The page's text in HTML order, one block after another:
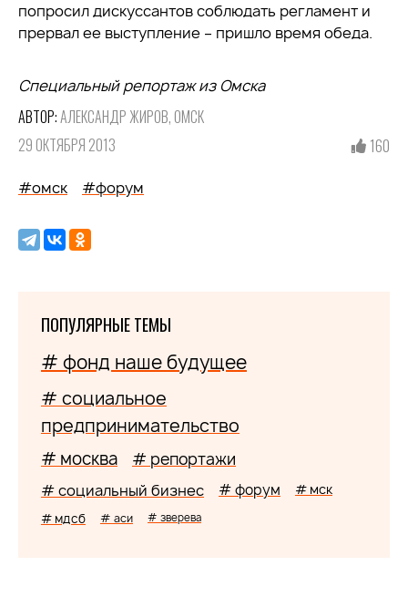
попросил дискуссантов соблюдать регламент и
прервал ее выступление – пришло время обеда.
Специальный репортаж из Омска
АВТОР:АЛЕКСАНДР ЖИРОВ, ОМСК
29 ОКТЯБРЯ 2013
160
#омск #форум
ПОПУЛЯРНЫЕ ТЕМЫ
# фонд наше будущее
# социальное
предпринимательство
# москва # репортажи
# социальный бизнес # форум # мск
# мдсб # аси # зверева